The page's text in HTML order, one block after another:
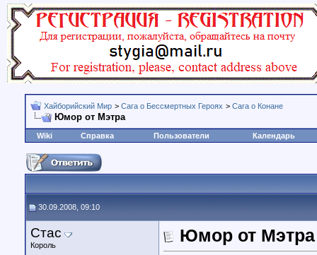
Хайборийский Мир > Сага о Бессмертных Героях > Сага о Конане
Юмор от Мэтра
Wiki Справка Пользователи Календарь
30.09.2008, 09:10
Стас
Король Юмор от Мэтра